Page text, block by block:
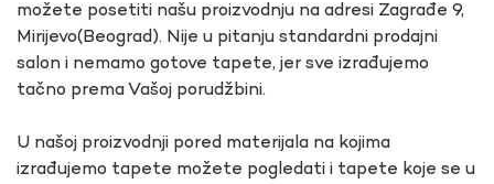
možete posetiti našu proizvodnju na adresi Zagrađe 9,
Mirijevo(Beograd). Nije u pitanju standardni prodajni
salon i nemamo gotove tapete, jer sve izrađujemo
tačno prema Vašoj porudžbini.
U našoj proizvodnji pored materijala na kojima
izrađujemo tapete možete pogledati i tapete koje se u